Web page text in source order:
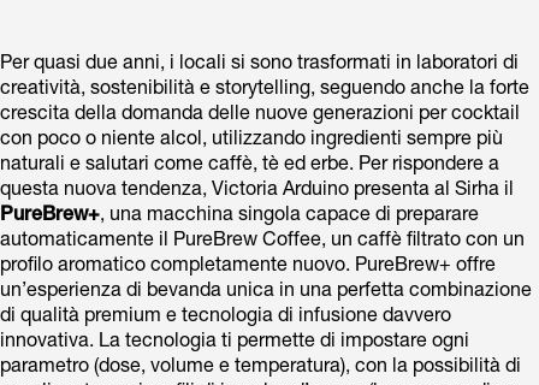
Per quasi due anni, i locali si sono trasformati in laboratori di
creatività, sostenibilità e storytelling, seguendo anche la forte
crescita della domanda delle nuove generazioni per cocktail
con poco o niente alcol, utilizzando ingredienti sempre più
naturali e salutari come caffè, tè ed erbe. Per rispondere a
questa nuova tendenza, Victoria Arduino presenta al Sirha il
PureBrew+, una macchina singola capace di preparare
automaticamente il PureBrew Coffee, un caffè filtrato con un
profilo aromatico completamente nuovo. PureBrew+ offre
un’esperienza di bevanda unica in una perfetta combinazione
di qualità premium e tecnologia di infusione davvero
innovativa. La tecnologia ti permette di impostare ogni
parametro (dose, volume e temperatura), con la possibilità di